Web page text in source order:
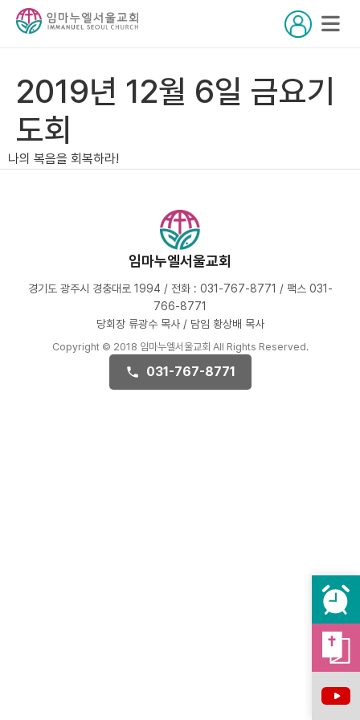
2019년 12월 6일 금요기
도회
나의 복음을 회복하라!
임마누엘서울교회
경기도 광주시 경충대로 1994 / 전화 : 031-767-8771 / 팩스 031-
766-8771
당회장 류광수 목사 / 담임 황상배 목사
Copyright © 2018 임마누엘서울교회 All Rights Reserved.
031-767-8771